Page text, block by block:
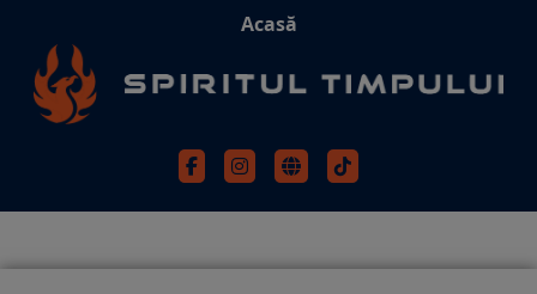
Acasă